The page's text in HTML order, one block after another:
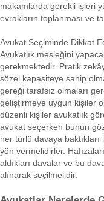
makamlarda gerekli işleri
evrakların toplanması ve
Avukat Seçiminde Dikkat
Avukatlık mesleğini
gerekmektedir. Pratik
sözel kapasiteye sahip
gereği tarafsız olmaları
geliştirmeye uygun kişiler
düzenli kişiler avukatlık
avukat seçerken bunun
her türlü davaya baktıkları
yön vermelidirler.
aldıkları davalar ve bu
alınarak seçilmelidir.